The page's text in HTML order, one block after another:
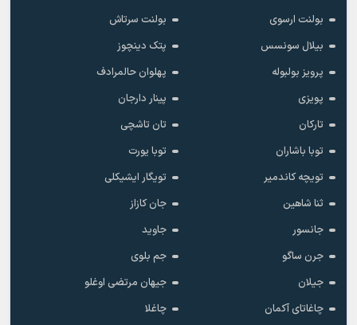
بولنت ارسوی
بولنت سرتاش
بیلال سونسس
پتک دینچوز
پرویز بولبوله
پهلوان حالمرادف
پویزی
پینار دارجان
تارکان
تان تاشچی
توبا باشاران
توبا یورت
تویچه کاندمیر
تویگار ایشیکلی
ثنا شاهین
جان کازاز
جانسور
جاوید
جرن ساگو
جم بلوی
جیلان
جیهان مرتضی اوغلو
چاغاتای آکمان
چاغلا